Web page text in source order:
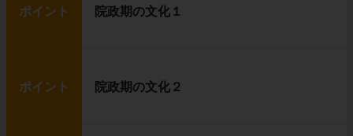
ポイント 院政期の文化１
ポイント 院政期の文化２